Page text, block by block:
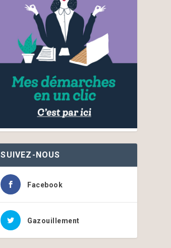
SUIVEZ-NOUS
Facebook
Gazouillement